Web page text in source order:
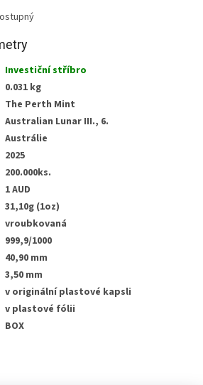
Investiční stříbro
0.031 kg
The Perth Mint
Australian Lunar III., 6.
Austrálie
2025
200.000ks.
1 AUD
31,10g (1oz)
vroubkovaná
999,9/1000
40,90 mm
3,50 mm
v originální plastové kapsli
v plastové fólii
BOX